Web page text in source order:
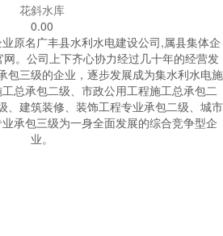
花斜水库
0.00
原名广丰县水利水电建设公司,属县集体企
。公司上下齐心协力经过几十年的经营发
包三级的企业，逐步发展成为集水利水电施
总承包二级、市政公用工程施工总承包二
、建筑装修、装饰工程专业承包二级、城市
承包三级为一身全面发展的综合竞争型企
业。